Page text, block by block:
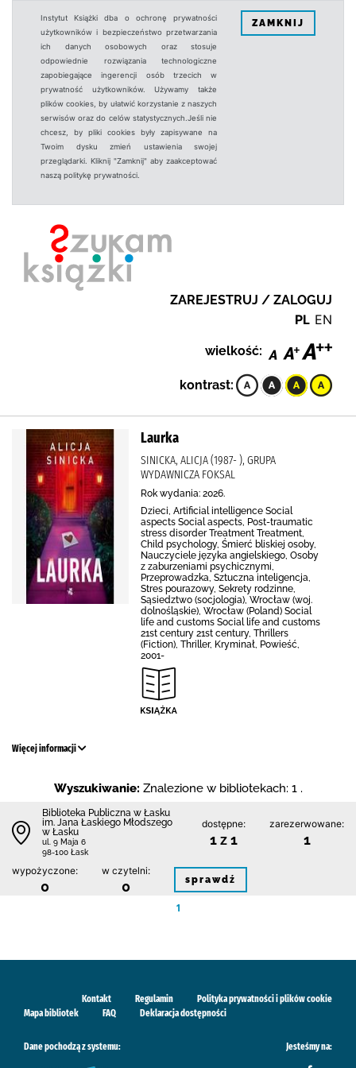
Instytut Książki dba o ochronę prywatności
użytkowników i bezpieczeństwo przetwarzania
ich danych osobowych oraz stosuje
odpowiednie rozwiązania technologiczne
zapobiegające ingerencji osób trzecich w
prywatność użytkowników. Używamy także
plików cookies, by ułatwić korzystanie z naszych
serwisów oraz do celów statystycznych.Jeśli nie
chcesz, by pliki cookies były zapisywane na
Twoim dysku zmień ustawienia swojej
przeglądarki. Kliknij "Zamknij" aby zaakceptować
naszą politykę prywatności.
ZAMKNIJ
ZAREJESTRUJ / ZALOGUJ
PL EN
wielkość:
kontrast:
Laurka
SINICKA, ALICJA (1987- ), GRUPA
WYDAWNICZA FOKSAL
Rok wydania: 2026.
Dzieci, Artificial intelligence Social
aspects Social aspects, Post-traumatic
stress disorder Treatment Treatment,
Child psychology, Śmierć bliskiej osoby,
Nauczyciele języka angielskiego, Osoby
z zaburzeniami psychicznymi,
Przeprowadzka, Sztuczna inteligencja,
Stres pourazowy, Sekrety rodzinne,
Sąsiedztwo (socjologia), Wrocław (woj.
dolnośląskie), Wrocław (Poland) Social
life and customs Social life and customs
21st century 21st century, Thrillers
(Fiction), Thriller, Kryminał, Powieść,
2001-
Więcej informacji
Wyszukiwanie: Znalezione w bibliotekach: 1 .
Biblioteka Publiczna w Łasku
im. Jana Łaskiego Młodszego
w Łasku
ul. 9 Maja 6
98-100 Łask
dostępne:
1 z 1
zarezerwowane:
1
wypożyczone:
0
w czytelni:
0 sprawdź
1
Kontakt Regulamin
Polityka prywatności i plików cookie
Mapa bibliotek
FAQ Deklaracja dostępności
Dane pochodzą z systemu: Jesteśmy na: